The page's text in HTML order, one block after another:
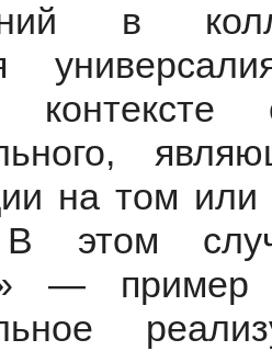
в
контексте
на том или
В этом
— пример